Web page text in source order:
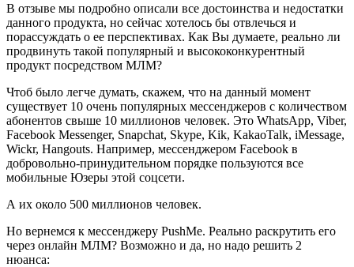
В отзыве мы подробно описали все достоинства и недостатки
данного продукта, но сейчас хотелось бы отвлечься и
порассуждать о ее перспективах. Как Вы думаете, реально ли
продвинуть такой популярный и высококонкурентный
продукт посредством МЛМ?
Чтоб было легче думать, скажем, что на данный момент
существует 10 очень популярных мессенджеров с количеством
абонентов свыше 10 миллионов человек. Это WhatsApp, Viber,
Facebook Messenger, Snapchat, Skype, Kik, KakaoTalk, iMessage,
Wickr, Hangouts. Например, мессенджером Facebook в
добровольно-принудительном порядке пользуются все
мобильные Юзеры этой соцсети.
А их около 500 миллионов человек.
Но вернемся к мессенджеру PushMe. Реально раскрутить его
через онлайн МЛМ? Возможно и да, но надо решить 2
нюанса: